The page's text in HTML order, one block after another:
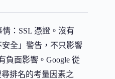
：SSL 憑證。沒有
全」警告，不只影響
負面影響。Google 從
排名的考量因素之